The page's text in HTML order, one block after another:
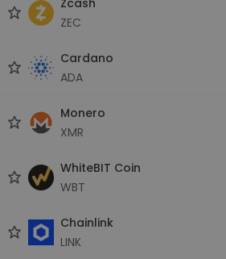
ZEC
Cardano
ADA
Monero
XMR
WhiteBIT Coin
WBT
Chainlink
LINK